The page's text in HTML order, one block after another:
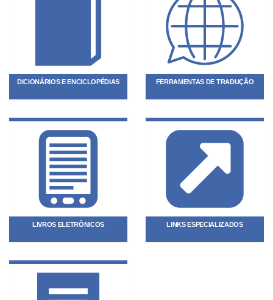
DICIONÁRIOS E ENCICLOPÉDIAS FERRAMENTAS DE TRADUÇÃO
LIVROS ELETRÔNICOS LINKS ESPECIALIZADOS